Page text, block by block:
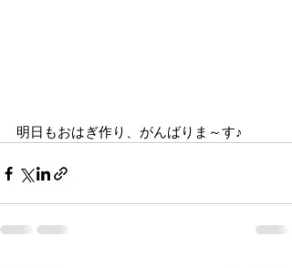
明日もおはぎ作り、がんばりま～す♪